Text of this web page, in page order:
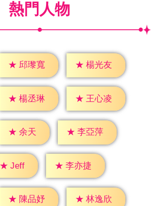
熱門人物
★ 邱瓈寬 ★ 楊光友
★ 楊丞琳 ★ 王心凌
★ 余天 ★ 李亞萍
★ Jeff ★ 李亦捷
★ 陳品妤 ★ 林逸欣